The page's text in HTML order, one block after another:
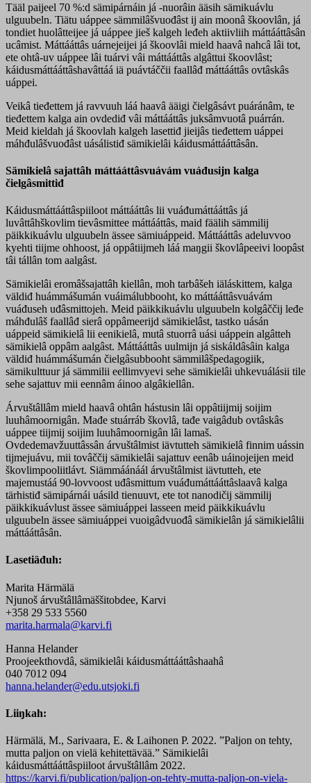
Tääl paijeel 70 %:d sämipárnáin já -nuorâin ääsih sämikuávlu
ulguubeln. Tiätu uáppee sämmilâšvuođâst ij ain moonâ škoovlân, já
tondiet huolâtteijee já uáppee jieš kalgeh leđeh aktiivliih máttááttâsân
ucâmist. Máttááttâs uárnejeijei já škoovlâi mield haavâ nahcâ lâi tot,
ete ohtâ-uv uáppee lâi tuárvi vâi máttááttâs algâttui škoovlâst;
káidusmáttááttâshavâttáá iä puávtáččii faallâđ máttááttâs ovtâskâs
uáppei.
Veikâ tieđettem já ravvuuh láá haavâ ääigi čielgâsávt puáránâm, te
tieđettem kalga ain ovdediđ vâi máttááttâs juksâmvuotâ puárrán.
Meid kieldah já škoovlah kalgeh lasettiđ jieijâs tieđettem uáppei
máhđulâšvuođâst uásálistiđ sämikielâi káidusmáttááttâsân.
Sämikielâ sajattâh máttááttâsvuávám vuáđusijn kalga
čielgâsmittiđ
Káidusmáttááttâspiiloot máttááttâs lii vuáđumáttááttâs já
luvâttâhškovlim tievâsmittee máttááttâs, maid fäälih sämmilij
päikkikuávlu ulguubeln ässee sämiuáppeid. Máttááttâs adeluvvoo
kyehti tiijme ohhoost, já oppâtiijmeh láá maŋgii škovlâpeeivi loopâst
tâi tállân tom aalgâst.
Sämikielâi eromâšsajattâh kiellân, moh tarbâšeh iäláskittem, kalga
väldiđ huámmášumán vuáimálubbooht, ko máttááttâsvuávám
vuáđuseh uđâsmittojeh. Meid päikkikuávlu ulguubeln kolgâččij leđe
máhđulâš faallâđ sierâ oppâmeerijd sämikielâst, tastko uásán
uáppeid sämikielâ lii eenikielâ, mutâ stuorrâ uási uáppein algâtteh
sämikielâ oppâm aalgâst. Máttááttâs uulmijn já siskáldâsâin kalga
väldiđ huámmášumán čielgâsubbooht sämmilâšpedagogiik,
sämikulttuur já sämmilii eellimvyevi sehe sämikielâi uhkevuálásii tile
sehe sajattuv mii eennâm áinoo algâkiellân.
Árvuštâllâm mield haavâ ohtân hástusin lâi oppâtiijmij soijim
luuhâmoornigân. Mađe stuárráb škovlâ, tađe vaigâdub ovtâskâs
uáppee tiijmij soijim luuhâmoornigân lâi lamaš.
Ovdedemavžuuttâssân árvuštâlmist iävtutteh sämikielâ finnim uássin
tijmejuávu, mii tovâččij sämikielâi sajattuv eenâb uáinojeijen meid
škovlimpooliitlávt. Siämmáánáál árvuštâlmist iävtutteh, ete
majemustáá 90-lovvoost uđâsmittum vuáđumáttááttâslaavâ kalga
tärhistiđ sämipárnái uásild tienuuvt, ete tot nanodičij sämmilij
päikkikuávlust ässee sämiuáppei lasseen meid päikkikuávlu
ulguubeln ässee sämiuáppei vuoigâdvuođâ sämikielân já sämikielâlii
máttááttâsân.
Lasetiäđuh:
Marita Härmälä
Njunoš árvuštâllâmäššitobdee, Karvi
+358 29 533 5560
marita.harmala@karvi.fi
Hanna Helander
Proojeekthovdâ, sämikielâi káidusmáttááttâshaahâ
040 7012 094
hanna.helander@edu.utsjoki.fi
Liiŋkah:
Härmälä, M., Sarivaara, E. & Laihonen P. 2022. ”Paljon on tehty,
mutta paljon on vielä kehitettävää.” Sämikielâi
káidusmáttááttâspiiloot árvuštâllâm 2022.
https://karvi.fi/publication/paljon-on-tehty-mutta-paljon-on-viela-